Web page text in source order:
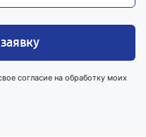
согласие на обработку моих